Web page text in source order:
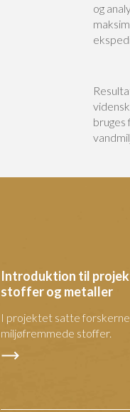
og
bruges
Introduktion til
stoffer og metaller
I projektet satte forskerne
miljøfremmede stoffer.